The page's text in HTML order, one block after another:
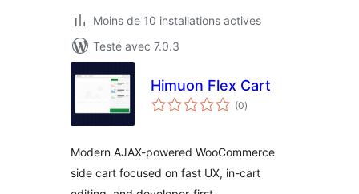
Moins de 10 installations actives
Testé avec 7.0.3
Himuon Flex Cart
(0notes
en
)
Modern AJAX-powered WooCommerce
side cart focused on fast UX, in-cart